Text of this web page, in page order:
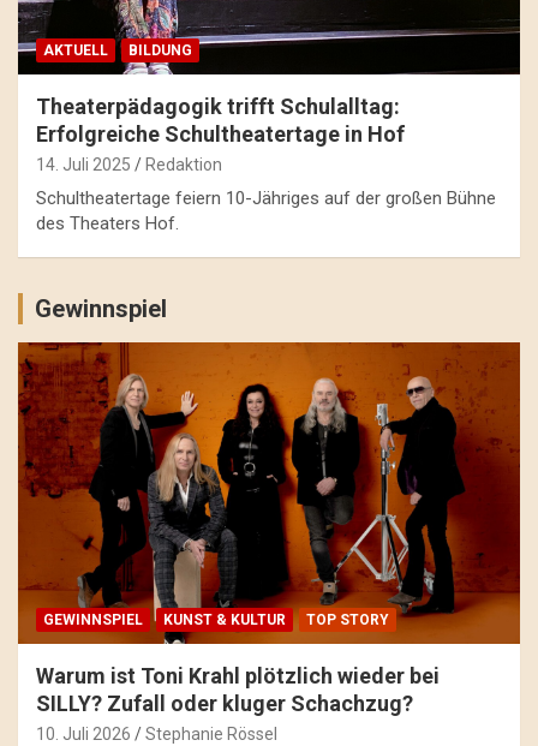
AKTUELL BILDUNG
Theaterpädagogik trifft Schulalltag:
Erfolgreiche Schultheatertage in Hof
14. Juli 2025 Redaktion
Schultheatertage feiern 10-Jähriges auf der großen Bühne
des Theaters Hof.
Gewinnspiel
GEWINNSPIEL KUNST & KULTUR TOP STORY
Warum ist Toni Krahl plötzlich wieder bei
SILLY? Zufall oder kluger Schachzug?
10. Juli 2026 Stephanie Rössel